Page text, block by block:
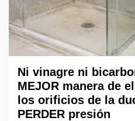
Ni vinagre ni
MEJOR manera de
los orificios de la
PERDER presión